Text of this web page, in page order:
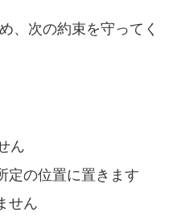
、次の約束を守ってく
ん
定の位置に置きます
せん